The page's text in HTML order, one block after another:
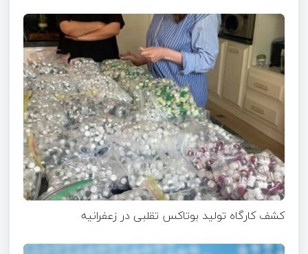
کشف کارگاه تولید بوتاکس تقلبی در زعفرانیه